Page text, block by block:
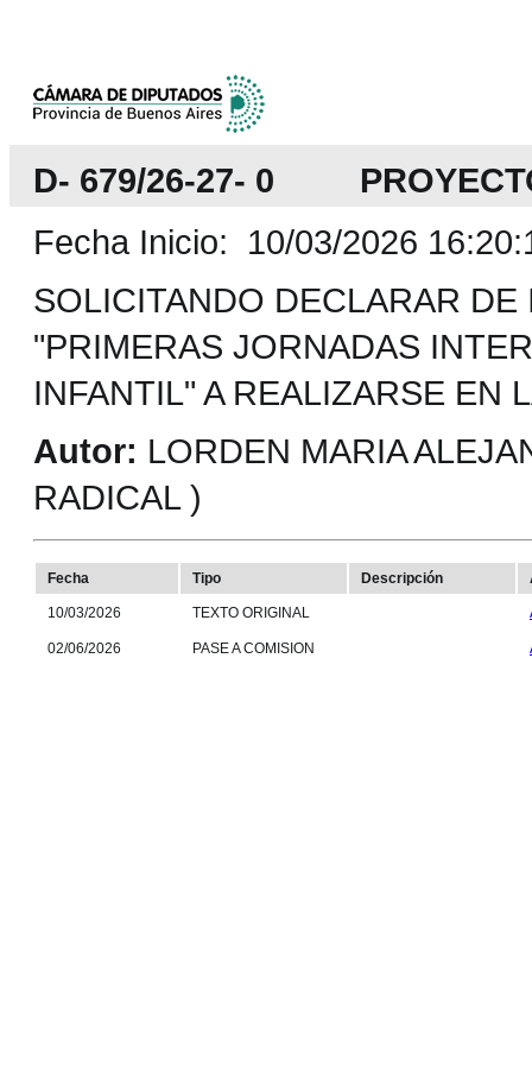
D- 679/26-27- 0
Fecha Inicio: 10/03/2026
SOLICITANDO DECLARAR
"PRIMERAS JORNADAS
INFANTIL" A REALIZARSE EN
Autor: LORDEN MARIA
RADICAL )
Fecha Tipo Descripción
10/03/2026 TEXTO ORIGINAL
02/06/2026 PASE A COMISION